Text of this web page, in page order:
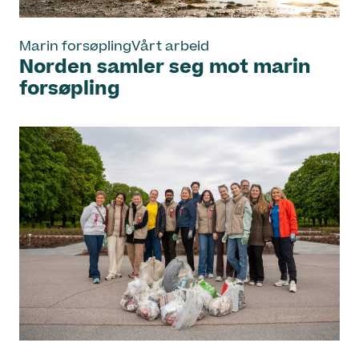
Marin forsøplingVårt arbeid
Norden samler seg mot marin
forsøpling